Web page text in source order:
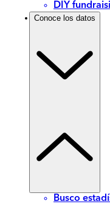
DIY
Conoce los datos
Busco